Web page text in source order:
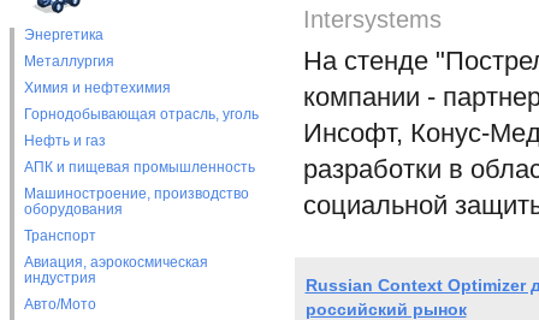
Энергетика
Металлургия
Химия и нефтехимия
Горнодобывающая отрасль, уголь
Нефть и газ
АПК и пищевая промышленность
Машиностроение, производство
оборудования
Транспорт
Авиация, аэрокосмическая
индустрия
Авто/Мото
Intersystems
На стенде
компании -
Инсофт, Конус-
разработки в
социальной
Russian Context Optimizer
российский рынок